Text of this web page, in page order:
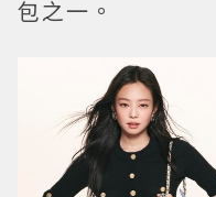
包之一。